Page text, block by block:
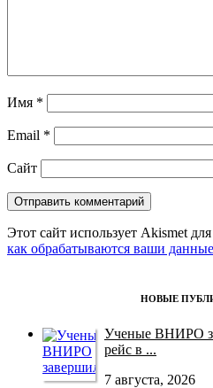
Имя *
Email *
Сайт
Этот сайт использует Akismet
как обрабатываются ваши
НОВЫЕ
Ученые ВНИРО
рейс в ...
7 августа, 2026